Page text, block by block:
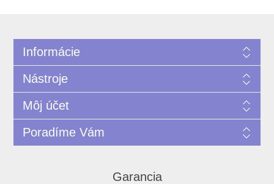
Informácie
Nástroje
Môj účet
Poradíme Vám
Garancia